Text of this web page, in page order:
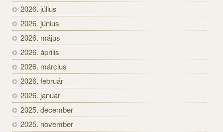
2026. július
2026. június
2026. május
2026. április
2026. március
2026. február
2026. január
2025. december
2025. november